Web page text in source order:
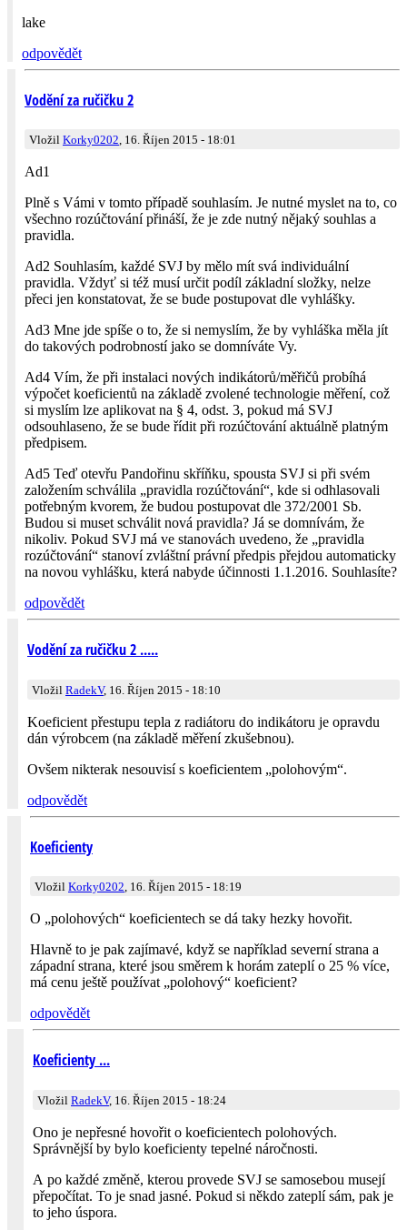
lake
odpovědět
Vodění za ručičku 2
Vložil Korky0202, 16. Říjen 2015 - 18:01
Ad1
Plně s Vámi v tomto případě souhlasím. Je nutné myslet na to, co
všechno rozúčtování přináší, že je zde nutný nějaký souhlas a
pravidla.
Ad2 Souhlasím, každé SVJ by mělo mít svá individuální
pravidla. Vždyť si též musí určit podíl základní složky, nelze
přeci jen konstatovat, že se bude postupovat dle vyhlášky.
Ad3 Mne jde spíše o to, že si nemyslím, že by vyhláška měla jít
do takových podrobností jako se domníváte Vy.
Ad4 Vím, že při instalaci nových indikátorů/měřičů probíhá
výpočet koeficientů na základě zvolené technologie měření, což
si myslím lze aplikovat na § 4, odst. 3, pokud má SVJ
odsouhlaseno, že se bude řídit při rozúčtování aktuálně platným
předpisem.
Ad5 Teď otevřu Pandořinu skříňku, spousta SVJ si při svém
založením schválila „pravidla rozúčtování“, kde si odhlasovali
potřebným kvorem, že budou postupovat dle 372/2001 Sb.
Budou si muset schválit nová pravidla? Já se domnívám, že
nikoliv. Pokud SVJ má ve stanovách uvedeno, že „pravidla
rozúčtování“ stanoví zvláštní právní předpis přejdou automaticky
na novou vyhlášku, která nabyde účinnosti 1.1.2016. Sou­hlasíte?
odpovědět
Vodění za ručičku 2 .....
Vložil RadekV, 16. Říjen 2015 - 18:10
Koeficient přestupu tepla z radiátoru do indikátoru je opravdu
dán výrobcem (na základě měření zkušebnou).
Ovšem nikterak nesouvisí s koeficientem „polohovým“.
odpovědět
Koeficienty
Vložil Korky0202, 16. Říjen 2015 - 18:19
O „polohových“ koeficientech se dá taky hezky hovořit.
Hlavně to je pak zajímavé, když se například severní strana a
západní strana, které jsou směrem k horám zateplí o 25 % více,
má cenu ještě používat „polohový“ koeficient?
odpovědět
Koeficienty ...
Vložil RadekV, 16. Říjen 2015 - 18:24
Ono je nepřesné hovořit o koeficientech polohových.
Správnější by bylo koeficienty tepelné náročnosti.
A po každé změně, kterou provede SVJ se samosebou musejí
přepočítat. To je snad jasné. Pokud si někdo zateplí sám, pak je
to jeho úspora.